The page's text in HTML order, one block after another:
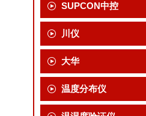
SUPCON中控
川仪
大华
温度分布仪